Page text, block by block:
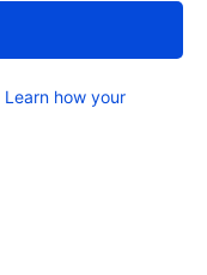
Learn how your